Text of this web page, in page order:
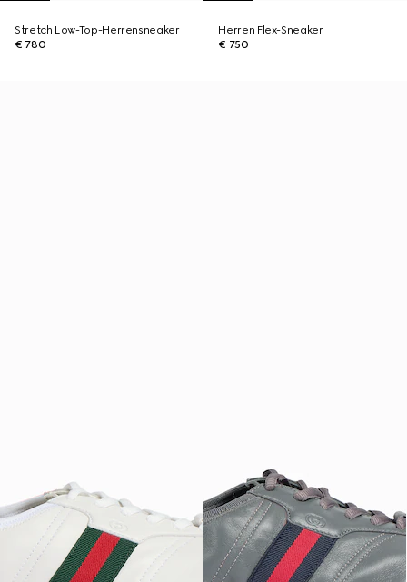
Stretch Low-Top-Herrensneaker
€ 780
Herren Flex-Sneaker
€ 750